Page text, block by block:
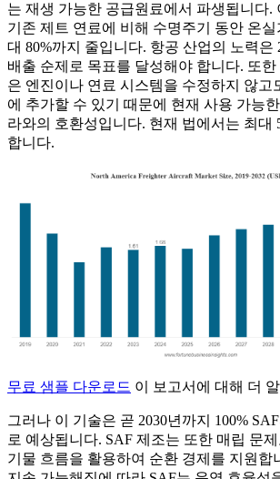
는 재생 가능한 공급원료에서 파생됩니다.
기존 제트 연료에 비해 수명주기 동안 온실
대 80%까지 줄입니다. 항공 산업의 노력은
배출 순제로 목표를 달성해야 합니다. 또한
은 엔진이나 연료 시스템을 수정하지 않고
에 추가할 수 있기 때문에 현재 사용 가능
라와의 호환성입니다. 현재 법에서는 최대
합니다.
무료 샘플 다운로드 이 보고서에 대해 더
그러나 이 기술은 곧 2030년까지 100%
로 예상됩니다. SAF 제조는 또한 매립 문
기물 흐름을 활용하여 순환 경제를 지원합